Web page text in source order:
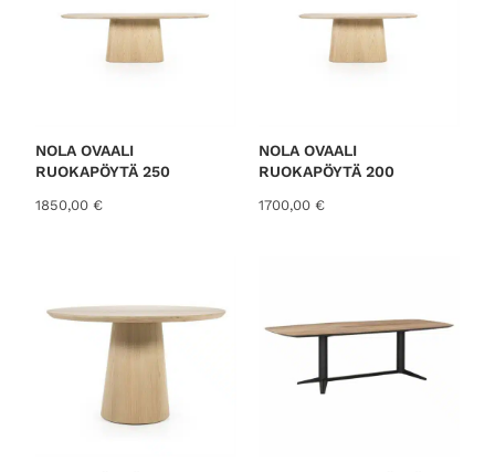
NOLA OVAALI
RUOKAPÖYTÄ 250
1850,00 €
NOLA OVAALI
RUOKAPÖYTÄ 200
1700,00 €